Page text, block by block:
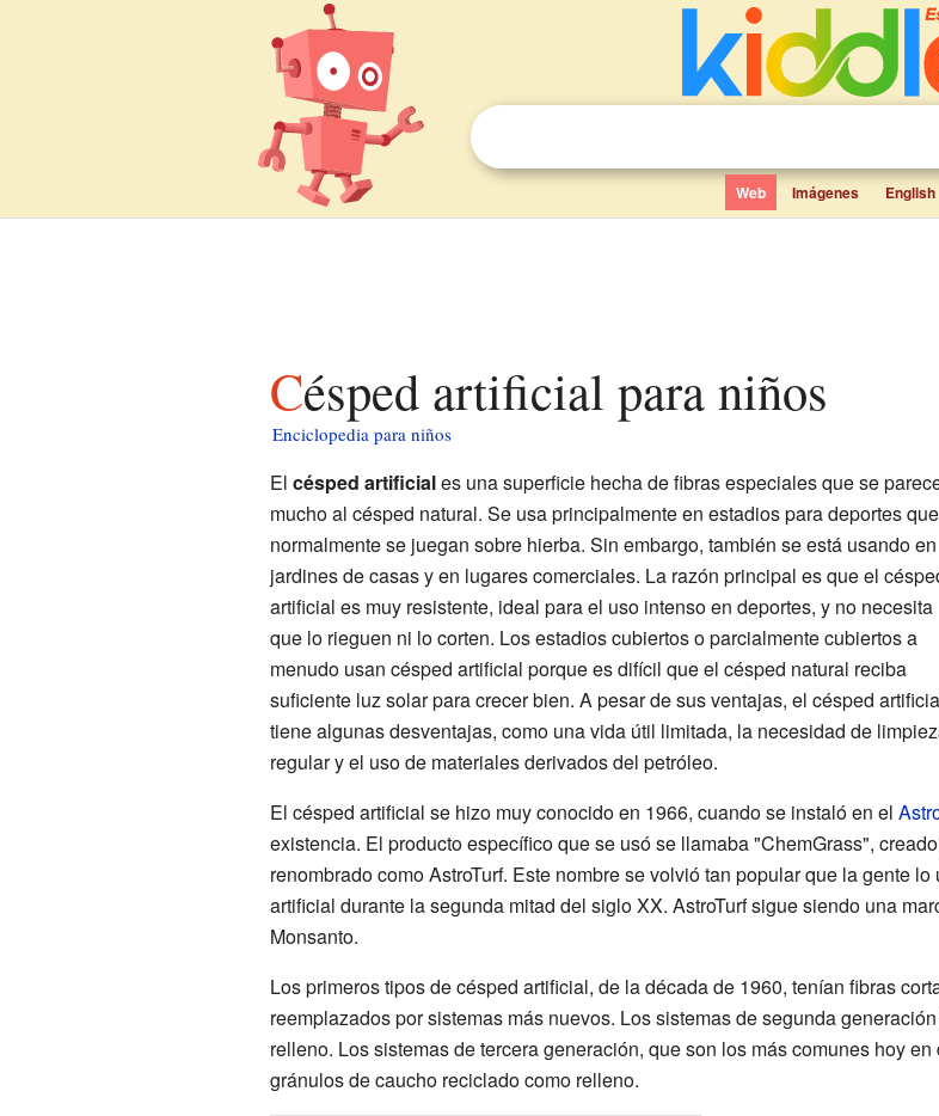
Web Imágenes English
Césped artificial para niños
Enciclopedia para niños
El césped artificiales una superficie hecha de fibras especiales que se
mucho al césped natural. Se usa principalmente en estadios para deportes que
normalmente se juegan sobre hierba. Sin embargo, también se está usando en
jardines de casas y en lugares comerciales. La razón principal es que el
artificial es muy resistente, ideal para el uso intenso en deportes, y no necesita
que lo rieguen ni lo corten. Los estadios cubiertos o parcialmente cubiertos a
menudo usan césped artificial porque es difícil que el césped natural reciba
suficiente luz solar para crecer bien. A pesar de sus ventajas, el césped
tiene algunas desventajas, como una vida útil limitada, la necesidad de
regular y el uso de materiales derivados del petróleo.
El césped artificial se hizo muy conocido en 1966, cuando se instaló en el
existencia. El producto específico que se usó se llamaba "ChemGrass",
renombrado como AstroTurf. Este nombre se volvió tan popular que la gente
artificial durante la segunda mitad del siglo XX. AstroTurf sigue siendo una
Monsanto.
Los primeros tipos de césped artificial, de la década de 1960, tenían fibras
reemplazados por sistemas más nuevos. Los sistemas de segunda
relleno. Los sistemas de tercera generación, que son los más comunes hoy
gránulos de caucho reciclado como relleno.